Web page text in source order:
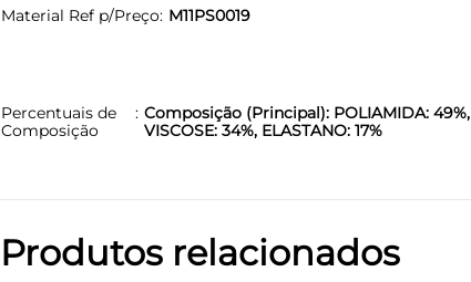
Material Ref p/Preço M11PS0019
Percentuais de
Composição
Composição (Principal): POLIAMIDA: 49%,
VISCOSE: 34%, ELASTANO: 17%
Produtos relacionados